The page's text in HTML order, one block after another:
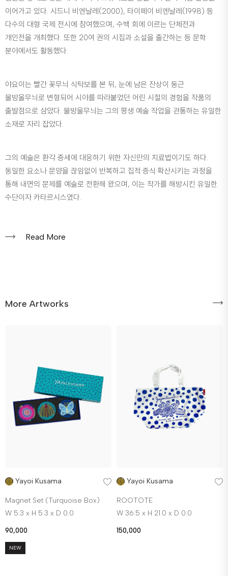
이어가고 있다. 시드니 비엔날레(2000), 타이페이 비엔날레(1998) 등
다수의 대형 국제 전시에 참여했으며, 수백 회에 이르는 단체전과
개인전을 개최했다. 또한 20여 권의 시집과 소설을 출간하는 등 문학
분야에서도 활동했다.
야요이는 빨간 꽃무늬 식탁보를 본 뒤, 눈에 남은 잔상이 둥근
물방울무늬로 변형되어 시야를 따라붙었던 어린 시절의 경험을 작품의
출발점으로 삼았다. 물방울무늬는 그의 평생 예술 작업을 관통하는 유일한
소재로 자리 잡았다.
그의 예술은 환각 증세에 대응하기 위한 자신만의 치료법이기도 하다.
동일한 요소나 문양을 끊임없이 반복하고 집적·증식·확산시키는 과정을
통해 내면의 문제를 예술로 전환해 왔으며, 이는 작가를 해방시킨 유일한
수단이자 카타르시스였다.
Read More
More Artworks
Yayoi Kusama
Magnet Set (Turquoise Box)
W 5.3 x H 5.3 x D 0.0
90,000
NEW
Yayoi Kusama
ROOTOTE
W 36.5 x H 21.0 x D 0.0
150,000